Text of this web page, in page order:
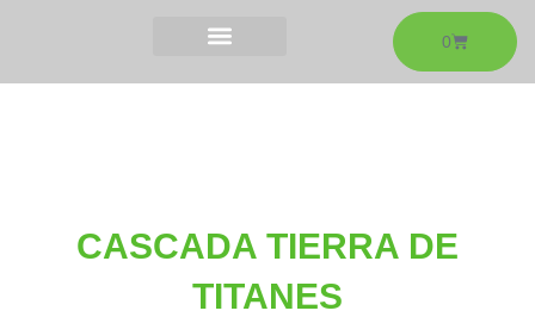
0
CART
CASCADA TIERRA DE
CASCADA TIERRA DE
TITANES